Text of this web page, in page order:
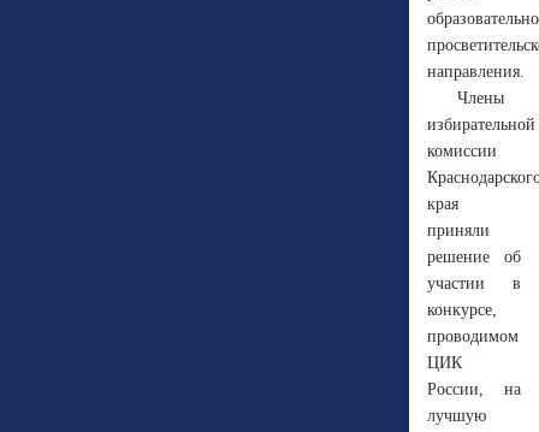
направления.
Члены
избирательной
комиссии
края
приняли
решение об
участии в
конкурсе,
проводимом
ЦИК
России, на
лучшую